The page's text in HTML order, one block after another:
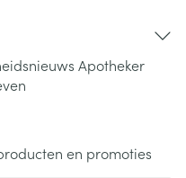
Apotheker
en promoties